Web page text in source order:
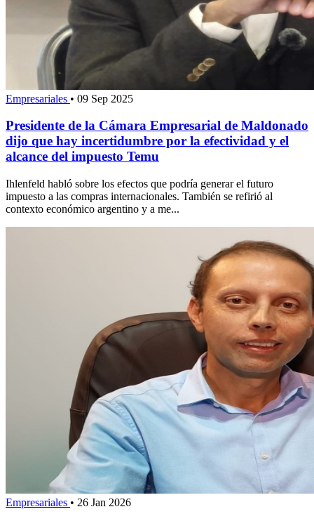
Empresariales • 09 Sep 2025
Presidente de la Cámara Empresarial de Maldonado
dijo que hay incertidumbre por la efectividad y el
alcance del impuesto Temu
Ihlenfeld habló sobre los efectos que podría generar el futuro
impuesto a las compras internacionales. También se refirió al
contexto económico argentino y a me...
Empresariales • 26 Jan 2026